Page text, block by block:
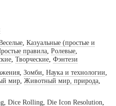
, Казуальные (простые и
правила, Ролевые,
, Творческие, Фэнтези
, Зомби, Наука и технологии,
мир, Животный мир, природа,
, Dice Rolling, Die Icon Resolution,